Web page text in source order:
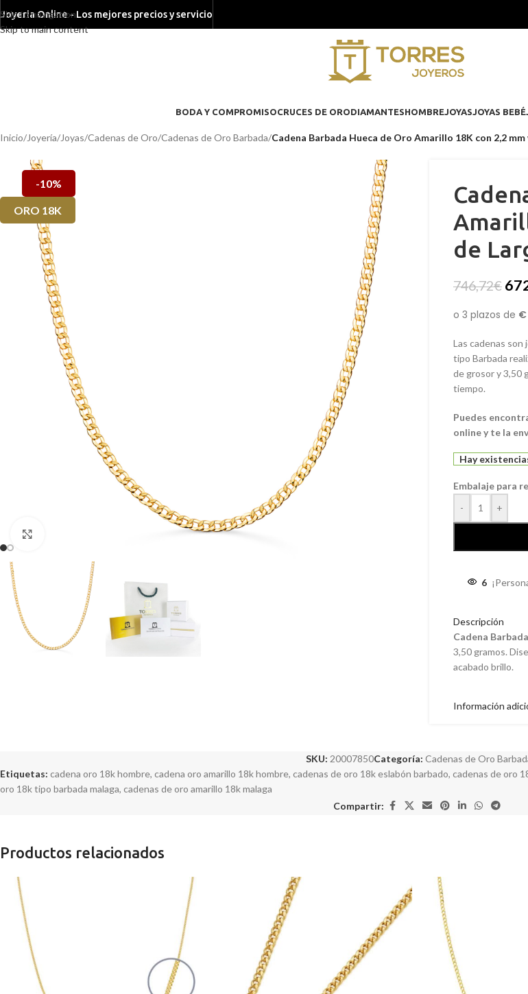
Skip to navigation
Skip to main content
Joyeria Online - Los mejores precios y servicio
BODA Y COMPROMISOCRUCES DE ORODIAMANTESHOMBREJOYASJOYAS BEBÉ
Inicio/Joyería/Joyas/Cadenas de Oro/Cadenas de Oro Barbada/Cadena Barbada Hueca de Oro Amarillo 18K con 2,2 mm
-10%
ORO 18K
de
746,72€
Las cadenas son
tipo Barbada
de grosor y 3,50
tiempo.
Puedes
online y te la
Hay
Embalaje para
-
+
6
Descripción
Cadena Barbada
3,50 gramos.
acabado brillo.
Información
SKU: 20007850Categoría: Cadenas de Oro
Etiquetas: cadena oro 18k hombre, cadena oro amarillo 18k hombre, cadenas de oro 18k eslabón barbado, cadenas de oro
oro 18k tipo barbada malaga, cadenas de oro amarillo 18k malaga
Compartir:
Productos relacionados